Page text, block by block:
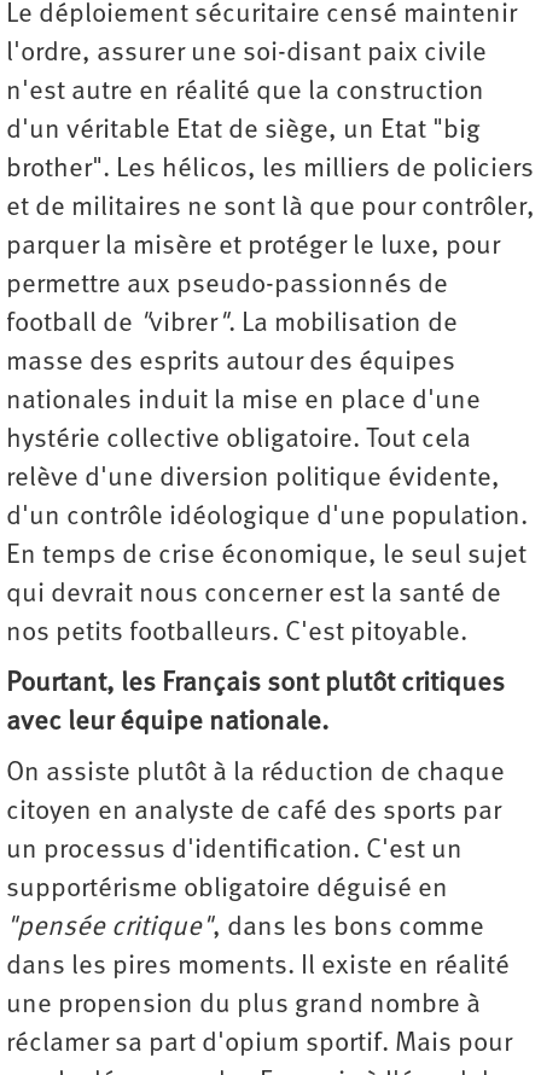
Le déploiement sécuritaire censé maintenir
l'ordre, assurer une soi-disant paix civile
n'est autre en réalité que la construction
d'un véritable Etat de siège, un Etat "big
brother". Les hélicos, les milliers de policiers
et de militaires ne sont là que pour contrôler,
parquer la misère et protéger le luxe, pour
permettre aux pseudo-passionnés de
football de "vibrer". La mobilisation de
masse des esprits autour des équipes
nationales induit la mise en place d'une
hystérie collective obligatoire. Tout cela
relève d'une diversion politique évidente,
d'un contrôle idéologique d'une population.
En temps de crise économique, le seul sujet
qui devrait nous concerner est la santé de
nos petits footballeurs. C'est pitoyable.
Pourtant, les Français sont plutôt critiques
avec leur équipe nationale.
On assiste plutôt à la réduction de chaque
citoyen en analyste de café des sports par
un processus d'identification. C'est un
supportérisme obligatoire déguisé en
"pensée critique", dans les bons comme
dans les pires moments. Il existe en réalité
une propension du plus grand nombre à
réclamer sa part d'opium sportif. Mais pour